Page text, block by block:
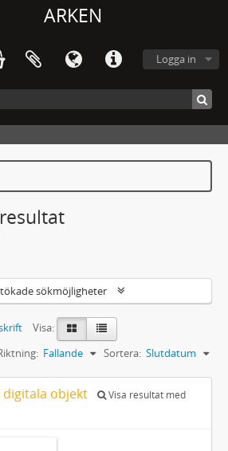
ARKEN
Logga in
sökmöjligheter
Visa:
Sortera: Slutdatum
Fallande
objekt
Visa resultat med